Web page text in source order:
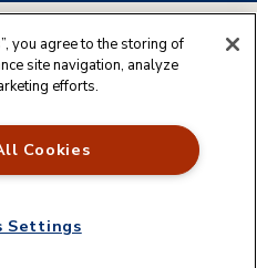
you agree to the storing of
site navigation, analyze
efforts.
Cookies
Settings